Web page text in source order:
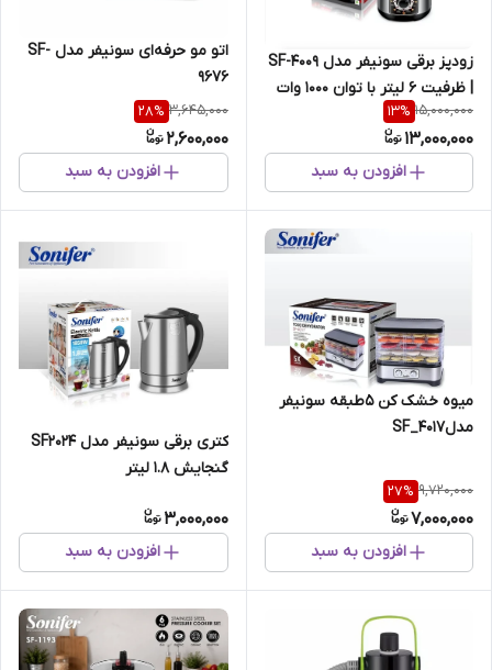
زودپز برقی سونیفر مدل SF-4009
| ظرفیت ۶ لیتر با توان 1000 وات
15,000,000
13%
13,000,000
افزودن به سبد
اتو مو حرفه‌ای سونیفر مدل SF-
9676
3,645,000
28%
2,600,000
افزودن به سبد
میوه خشک کن 5طبقه سونیفر
مدلSF_4017
9,720,000
27%
7,000,000
افزودن به سبد
کتری برقی سونیفر مدل SF2024
گنجایش ۱.۸ لیتر
3,000,000
افزودن به سبد